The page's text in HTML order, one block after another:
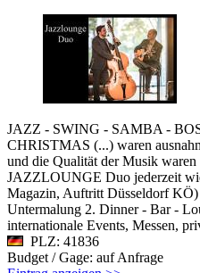
JAZZ - SWING - SAMBA -
CHRISTMAS (...) waren
und die Qualität der Musik
JAZZLOUNGE Duo jederzeit
Magazin, Auftritt Düsseldorf KÖ)
Untermalung 2. Dinner - Bar -
internationale Events, Messen,
PLZ: 41836
Budget / Gage: auf Anfrage